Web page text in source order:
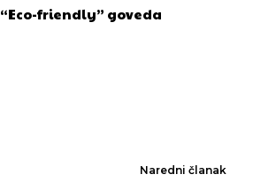
“Eco-friendly” goveda
Naredni članak